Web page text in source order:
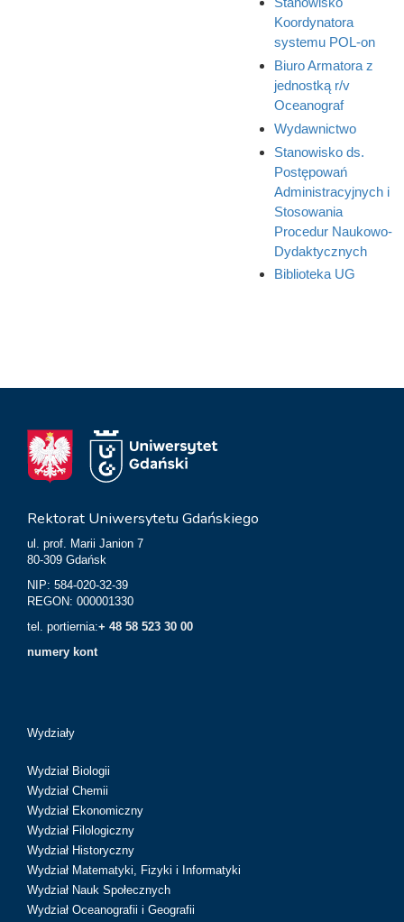
Koordynatora
systemu POL-on
Biuro Armatora z
jednostką r/v
Oceanograf
Wydawnictwo
Stanowisko ds.
Postępowań
Administracyjnych i
Stosowania
Procedur Naukowo-
Dydaktycznych
Biblioteka UG
Rektorat Uniwersytetu Gdańskiego
ul. prof. Marii Janion 7
80-309 Gdańsk
NIP: 584-020-32-39
REGON: 000001330
tel. portiernia:+ 48 58 523 30 00
numery kont
Wydziały
Wydział Biologii
Wydział Chemii
Wydział Ekonomiczny
Wydział Filologiczny
Wydział Historyczny
Wydział Matematyki, Fizyki i Informatyki
Wydział Nauk Społecznych
Wydział Oceanografii i Geografii